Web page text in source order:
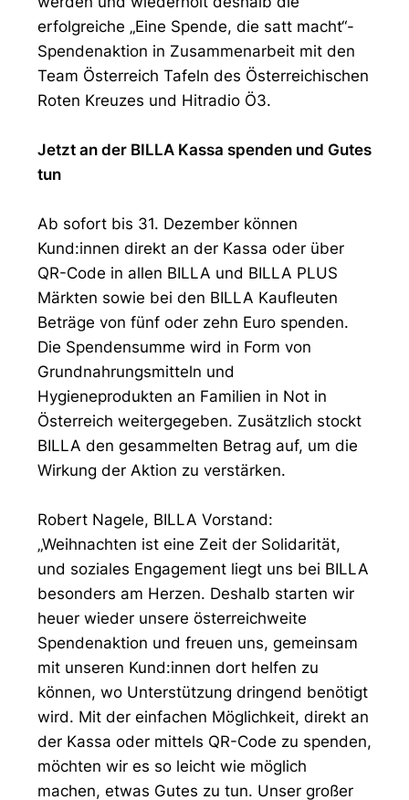
erfolgreiche „Eine Spende, die satt macht“-
Spendenaktion in Zusammenarbeit mit den
Team Österreich Tafeln des Österreichischen
Roten Kreuzes und Hitradio Ö3.
Jetzt an der BILLA Kassa spenden und Gutes
tun
Ab sofort bis 31. Dezember können
Kund:innen direkt an der Kassa oder über
QR-Code in allen BILLA und BILLA PLUS
Märkten sowie bei den BILLA Kaufleuten
Beträge von fünf oder zehn Euro spenden.
Die Spendensumme wird in Form von
Grundnahrungsmitteln und
Hygieneprodukten an Familien in Not in
Österreich weitergegeben. Zusätzlich stockt
BILLA den gesammelten Betrag auf, um die
Wirkung der Aktion zu verstärken.
Robert Nagele, BILLA Vorstand:
„Weihnachten ist eine Zeit der Solidarität,
und soziales Engagement liegt uns bei BILLA
besonders am Herzen. Deshalb starten wir
heuer wieder unsere österreichweite
Spendenaktion und freuen uns, gemeinsam
mit unseren Kund:innen dort helfen zu
können, wo Unterstützung dringend benötigt
wird. Mit der einfachen Möglichkeit, direkt an
der Kassa oder mittels QR-Code zu spenden,
möchten wir es so leicht wie möglich
machen, etwas Gutes zu tun. Unser großer